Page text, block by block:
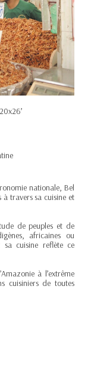
20x26’
nationale, Bel
à travers sa cuisine et
de peuples et de
africaines ou
sa cuisine reflète ce
à l’extrême
cuisiniers de toutes